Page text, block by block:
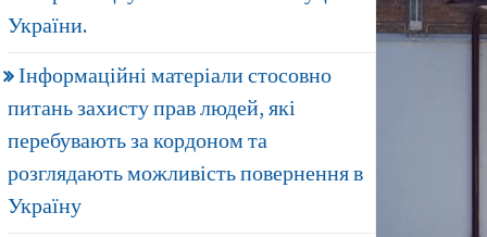
України.
Інформаційні матеріали стосовно
питань захисту прав людей, які
перебувають за кордоном та
розглядають можливість повернення в
Україну